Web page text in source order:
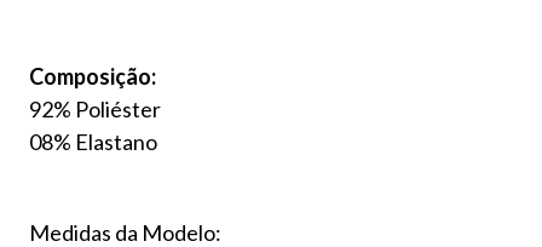
Composição:
92% Poliéster
08% Elastano
Medidas da Modelo: